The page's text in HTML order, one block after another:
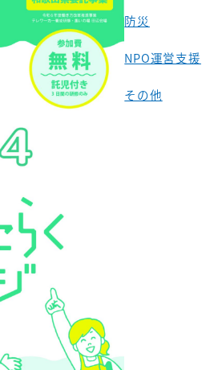
防災
NPO運営支援
その他